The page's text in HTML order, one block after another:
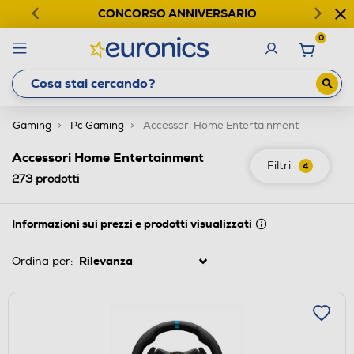
CONCORSO ANNIVERSARIO
0
Gaming Pc Gaming Accessori Home Entertainment
Filtri 4
Accessori Home Entertainment
273prodotti
Informazioni sui prezzi e prodotti visualizzati
Ordina per: